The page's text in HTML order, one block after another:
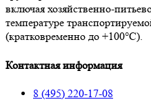
включая хозяйственно-
температуре
(кратковременно до +100°С).
Контактная информация
8 (495) 220-17-08